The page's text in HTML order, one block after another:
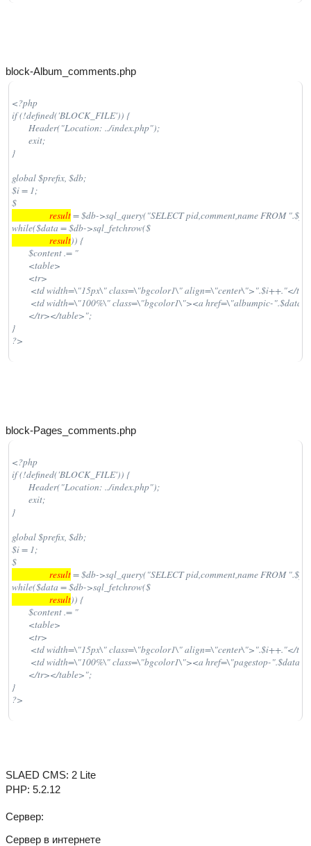
block-Album_comments.php
<?php
if (!defined('BLOCK_FILE')) {
}
global $prefix, $db;
$i = 1;
$
                  result
= $db->sql_query("SELECT pid,comment,name FROM
while($data = $db->sql_fetchrow($
                  result
)) {
}
?>
block-Pages_comments.php
<?php
if (!defined('BLOCK_FILE')) {
}
global $prefix, $db;
$i = 1;
$
                  result
= $db->sql_query("SELECT pid,comment,name FROM
while($data = $db->sql_fetchrow($
                  result
)) {
}
?>
SLAED CMS: 2 Lite
PHP: 5.2.12
Сервер
Сервер в интернете